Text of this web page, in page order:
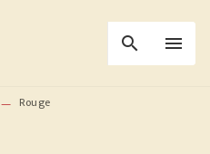
search menu
— Rouge